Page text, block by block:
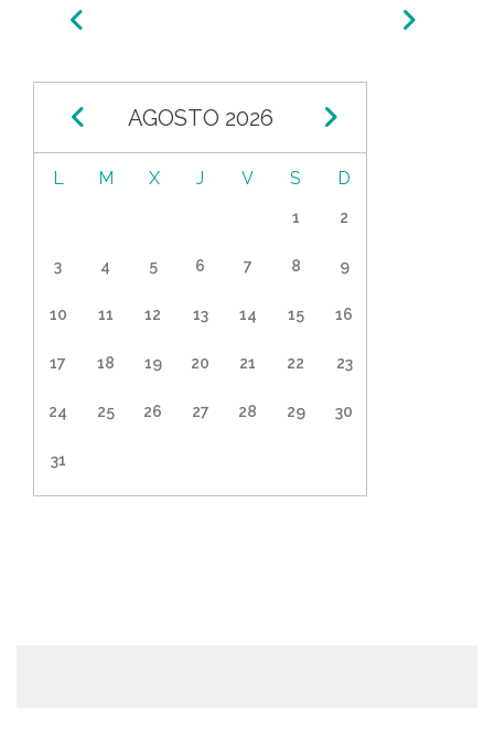
Paginación
AGOSTO 2026
Paginación
L M J V S D
1 2
3 4 5 6 7 8 9
10 11 12 13 14 15 16
17 18 19 20 21 22 23
24 25 26 27 28 29 30
31